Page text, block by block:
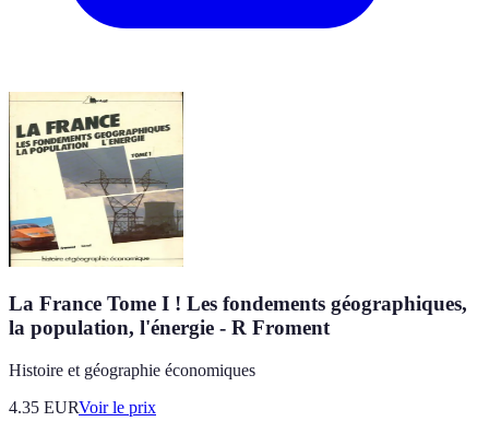
La France Tome I ! Les fondements géographiques,
la population, l'énergie - R Froment
Histoire et géographie économiques
4.35 EURVoir le prix